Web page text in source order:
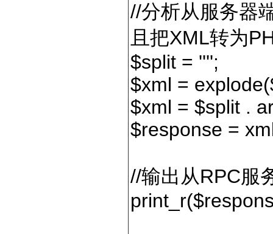
//分析从服务器
且把XML转为
$split = '''';
$xml =
$xml = $split .
$response =
//输出从RPC服